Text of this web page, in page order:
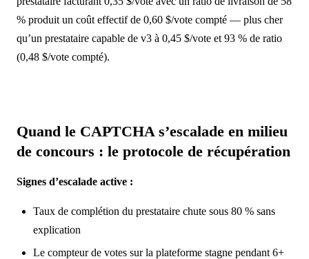
% produit un coût effectif de 0,60 $/vote compté — plus cher
qu’un prestataire capable de v3 à 0,45 $/vote et 93 % de ratio
(0,48 $/vote compté).
Quand le CAPTCHA s’escalade en milieu
de concours : le protocole de récupération
Signes d’escalade active :
Taux de complétion du prestataire chute sous 80 % sans
explication
Le compteur de votes sur la plateforme stagne pendant 6+